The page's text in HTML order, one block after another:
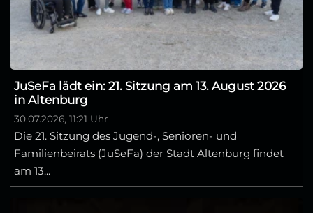
JuSeFa lädt ein: 21. Sitzung am 13. August 2026
in Altenburg
30.07.2026, 11:21 Uhr
Die 21. Sitzung des Jugend-, Senioren- und
Familienbeirats (JuSeFa) der Stadt Altenburg findet
am 13...